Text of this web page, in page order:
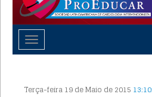
Toggle
navigation
Terça-feira 19 de Maio de 2015